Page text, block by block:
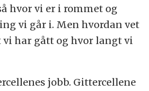
hvor vi er i rommet og
vi går i. Men hvordan vet
har gått og hvor langt vi
jobb. Gittercellene